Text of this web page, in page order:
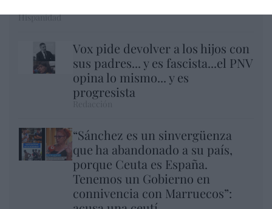
Hispanidad
Vox pide devolver a los hijos con
sus padres... y es fascista...el PNV
opina lo mismo... y es
progresista
“Sánchez es un sinvergüenza
que ha abandonado a su país,
porque Ceuta es España.
Tenemos un Gobierno en
connivencia con Marruecos”: